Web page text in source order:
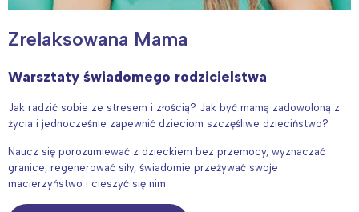
Zrelaksowana Mama
Warsztaty świadomego rodzicielstwa
Jak radzić sobie ze stresem i złością? Jak być mamą zadowoloną z
życia i jednocześnie zapewnić dzieciom szczęśliwe dzieciństwo?
Naucz się porozumiewać z dzieckiem bez przemocy, wyznaczać
granice, regenerować siły, świadomie przeżywać swoje
macierzyństwo i cieszyć się nim.